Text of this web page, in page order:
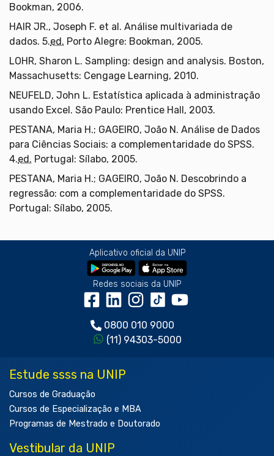
Bookman, 2006.
HAIR JR., Joseph F. et al. Análise multivariada de
dados. 5.ed. Porto Alegre: Bookman, 2005.
LOHR, Sharon L. Sampling: design and analysis. Boston,
Massachusetts: Cengage Learning, 2010.
NEUFELD, John L. Estatística aplicada à administração
usando Excel. São Paulo: Prentice Hall, 2003.
PESTANA, Maria H.; GAGEIRO, João N. Análise de Dados
para Ciências Sociais: a complementaridade do SPSS.
4.ed. Portugal: Sílabo, 2005.
PESTANA, Maria H.; GAGEIRO, João N. Descobrindo a
regressão: com a complementaridade do SPSS.
Portugal: Sílabo, 2005.
Aplicativo oficial da UNIP
Redes sociais da UNIP
0800 010 9000
(11) 94303-5000
Estude ssss na UNIP
Cursos de Graduação
Cursos de Especialização e MBA
Programas de Mestrado e Doutorado
Vestibular da UNIP